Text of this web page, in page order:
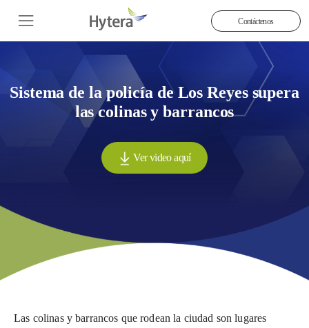
Contáctenos
Sistema de la policía de Los Reyes supera
las colinas y barrancos
Ver video aquí
Las colinas y barrancos que rodean la ciudad son lugares